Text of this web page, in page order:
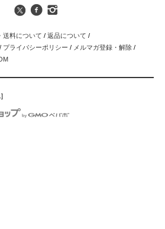
送料について / 返品について /
/ プライバシーポリシー / メルマガ登録・解除 /